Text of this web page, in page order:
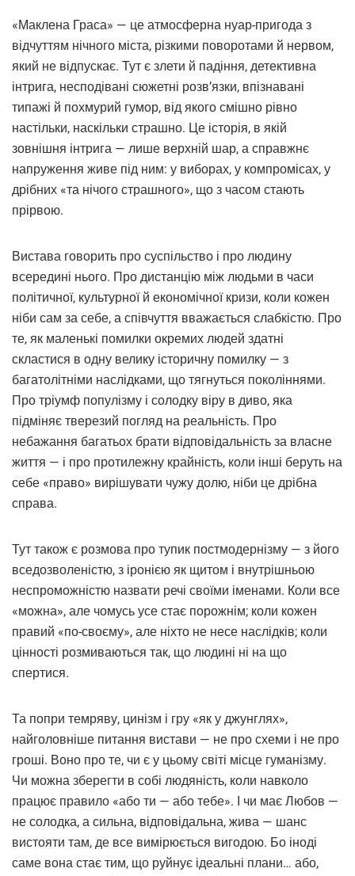
«Маклена Граса» — це атмосферна нуар-пригода з
відчуттям нічного міста, різкими поворотами й нервом,
який не відпускає. Тут є злети й падіння, детективна
інтрига, несподівані сюжетні розв’язки, впізнавані
типажі й похмурий гумор, від якого смішно рівно
настільки, наскільки страшно. Це історія, в якій
зовнішня інтрига — лише верхній шар, а справжнє
напруження живе під ним: у виборах, у компромісах, у
дрібних «та нічого страшного», що з часом стають
прірвою.
Вистава говорить про суспільство і про людину
всередині нього. Про дистанцію між людьми в часи
політичної, культурної й економічної кризи, коли кожен
ніби сам за себе, а співчуття вважається слабкістю. Про
те, як маленькі помилки окремих людей здатні
скластися в одну велику історичну помилку — з
багатолітніми наслідками, що тягнуться поколіннями.
Про тріумф популізму і солодку віру в диво, яка
підміняє тверезий погляд на реальність. Про
небажання багатьох брати відповідальність за власне
життя — і про протилежну крайність, коли інші беруть на
себе «право» вирішувати чужу долю, ніби це дрібна
справа.
Тут також є розмова про тупик постмодернізму — з його
вседозволеністю, з іронією як щитом і внутрішньою
неспроможністю назвати речі своїми іменами. Коли все
«можна», але чомусь усе стає порожнім; коли кожен
правий «по-своєму», але ніхто не несе наслідків; коли
цінності розмиваються так, що людині ні на що
спертися.
Та попри темряву, цинізм і гру «як у джунглях»,
найголовніше питання вистави — не про схеми і не про
гроші. Воно про те, чи є у цьому світі місце гуманізму.
Чи можна зберегти в собі людяність, коли навколо
працює правило «або ти — або тебе». І чи має Любов —
не солодка, а сильна, відповідальна, жива — шанс
вистояти там, де все вимірюється вигодою. Бо іноді
саме вона стає тим, що руйнує ідеальні плани… або,